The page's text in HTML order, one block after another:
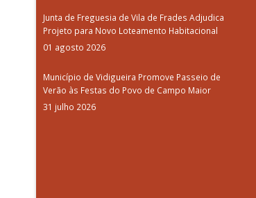
Junta de Freguesia de Vila de Frades Adjudica
Projeto para Novo Loteamento Habitacional
01 agosto 2026
Município de Vidigueira Promove Passeio de
Verão às Festas do Povo de Campo Maior
31 julho 2026